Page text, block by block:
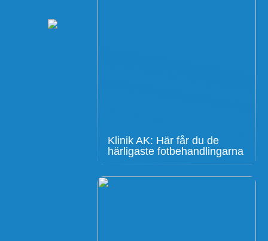
Klinik AK: Här får du de
härligaste fotbehandlingarna